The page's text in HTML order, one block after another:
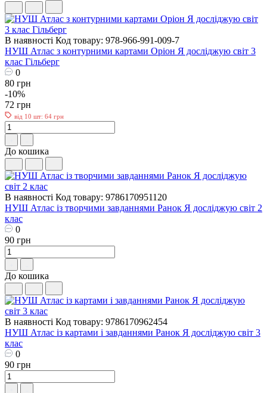
В наявності Код товару: 978-966-991-009-7
НУШ Атлас з контурними картами Оріон Я досліджую світ 3
клас Гільберг
0
80 грн
-10%
72 грн
від 10 шт: 64 грн
До кошика
В наявності Код товару: 9786170951120
НУШ Атлас із творчими завданнями Ранок Я досліджую світ 2
клас
0
90 грн
До кошика
В наявності Код товару: 9786170962454
НУШ Атлас iз картами і завданнями Ранок Я досліджую світ 3
клас
0
90 грн